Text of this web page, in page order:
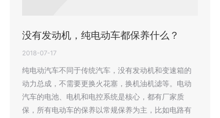
没有发动机，纯电动车都保养什么？
2018-07-17
纯电动汽车不同于传统汽车，没有发动机和变速箱的
动力总成，不需要更换火花塞，换机油机滤等。电动
汽车的电池、电机和电控系统是核心，都有厂家质
保，所有电动车的保养以常规保养为主，比如电路有